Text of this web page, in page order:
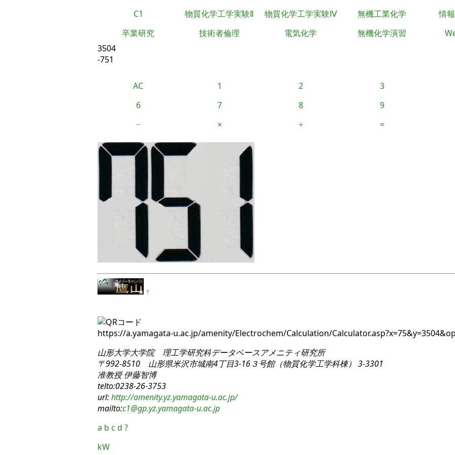
C1 物質化学工学実験Ⅱ 物質化学工学実験Ⅳ 無機工業化学 情
卒業研究
技術者倫理 電気化学 無機化学演習
3504
-751
AC 1 2 3
6
7 8 9
−
× ÷ =
↑
https://a.yamagata-u.ac.jp/amenity/Electrochem/Calculation/
山形大学大学院 理工学研究科データベースアメニティ研究所
〒992-8510 山形県米沢市城南4丁目3-16３号館（物質化学工学科棟） 3-3301
准教授 伊藤智博
telto:0238-26-3753
url:http://amenity.yz.yamagata-u.ac.jp/
mailto:c1@gp.yz.yamagata-u.ac.jp
a b c d ?
kW